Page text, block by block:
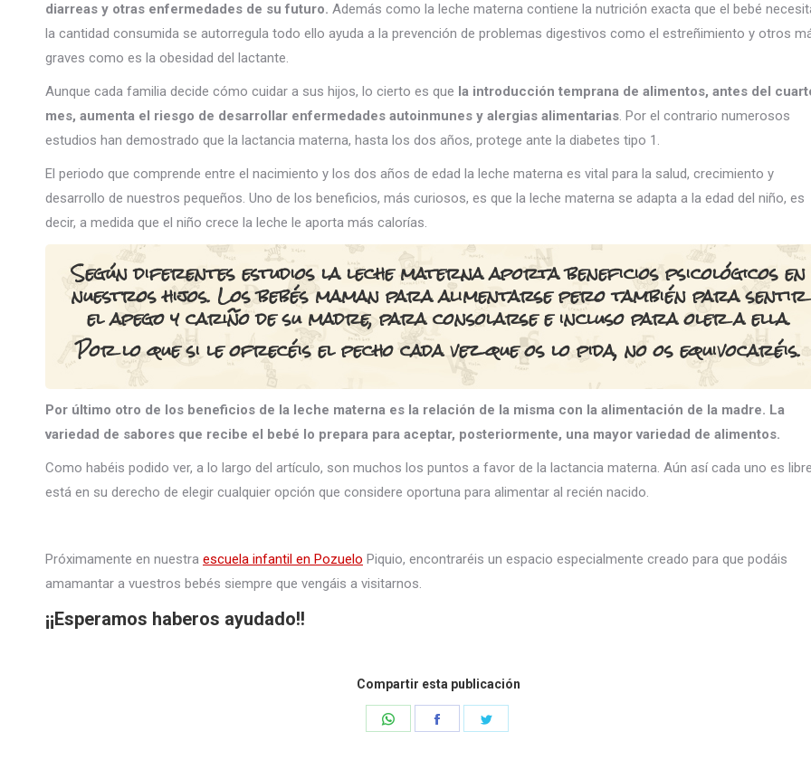
diarreas y otras enfermedades de su futuro. Además como la leche materna contiene la nutrición exacta que el bebé
la cantidad consumida se autorregula todo ello ayuda a la prevención de problemas digestivos como el estreñimiento y otros
graves como es la obesidad del lactante.
Aunque cada familia decide cómo cuidar a sus hijos, lo cierto es que la introducción temprana de alimentos, antes del
mes, aumenta el riesgo de desarrollar enfermedades autoinmunes y alergias alimentarias. Por el contrario numerosos
estudios han demostrado que la lactancia materna, hasta los dos años, protege ante la diabetes tipo 1.
El periodo que comprende entre el nacimiento y los dos años de edad la leche materna es vital para la salud, crecimiento y
desarrollo de nuestros pequeños. Uno de los beneficios, más curiosos, es que la leche materna se adapta a la edad del niño, es
decir, a medida que el niño crece la leche le aporta más calorías.
Según diferentes estudios la leche materna aporta beneficios psicológicos en
nuestros hijos. Los bebés maman para alimentarse pero también para sentir
el apegoy cariño de su madre, para consolarse e incluso para oler a ella.
Por lo que si le ofrecéis el pecho cada vez que os lo pida, no os equivocaréis.
Por último otro de los beneficios de la leche materna es la relación de la misma con la alimentación de la madre. La
variedad de sabores que recibe el bebé lo prepara para aceptar, posteriormente, una mayor variedad de alimentos.
Como habéis podido ver, a lo largo del artículo, son muchos los puntos a favor de la lactancia materna. Aún así cada uno es
está en su derecho de elegir cualquier opción que considere oportuna para alimentar al recién nacido.
Próximamente en nuestra escuela infantil en Pozuelo Piquio, encontraréis un espacio especialmente creado para que podáis
amamantar a vuestros bebés siempre que vengáis a visitarnos.
¡¡Esperamos haberos ayudado!!
Compartir esta publicación
Share
Share